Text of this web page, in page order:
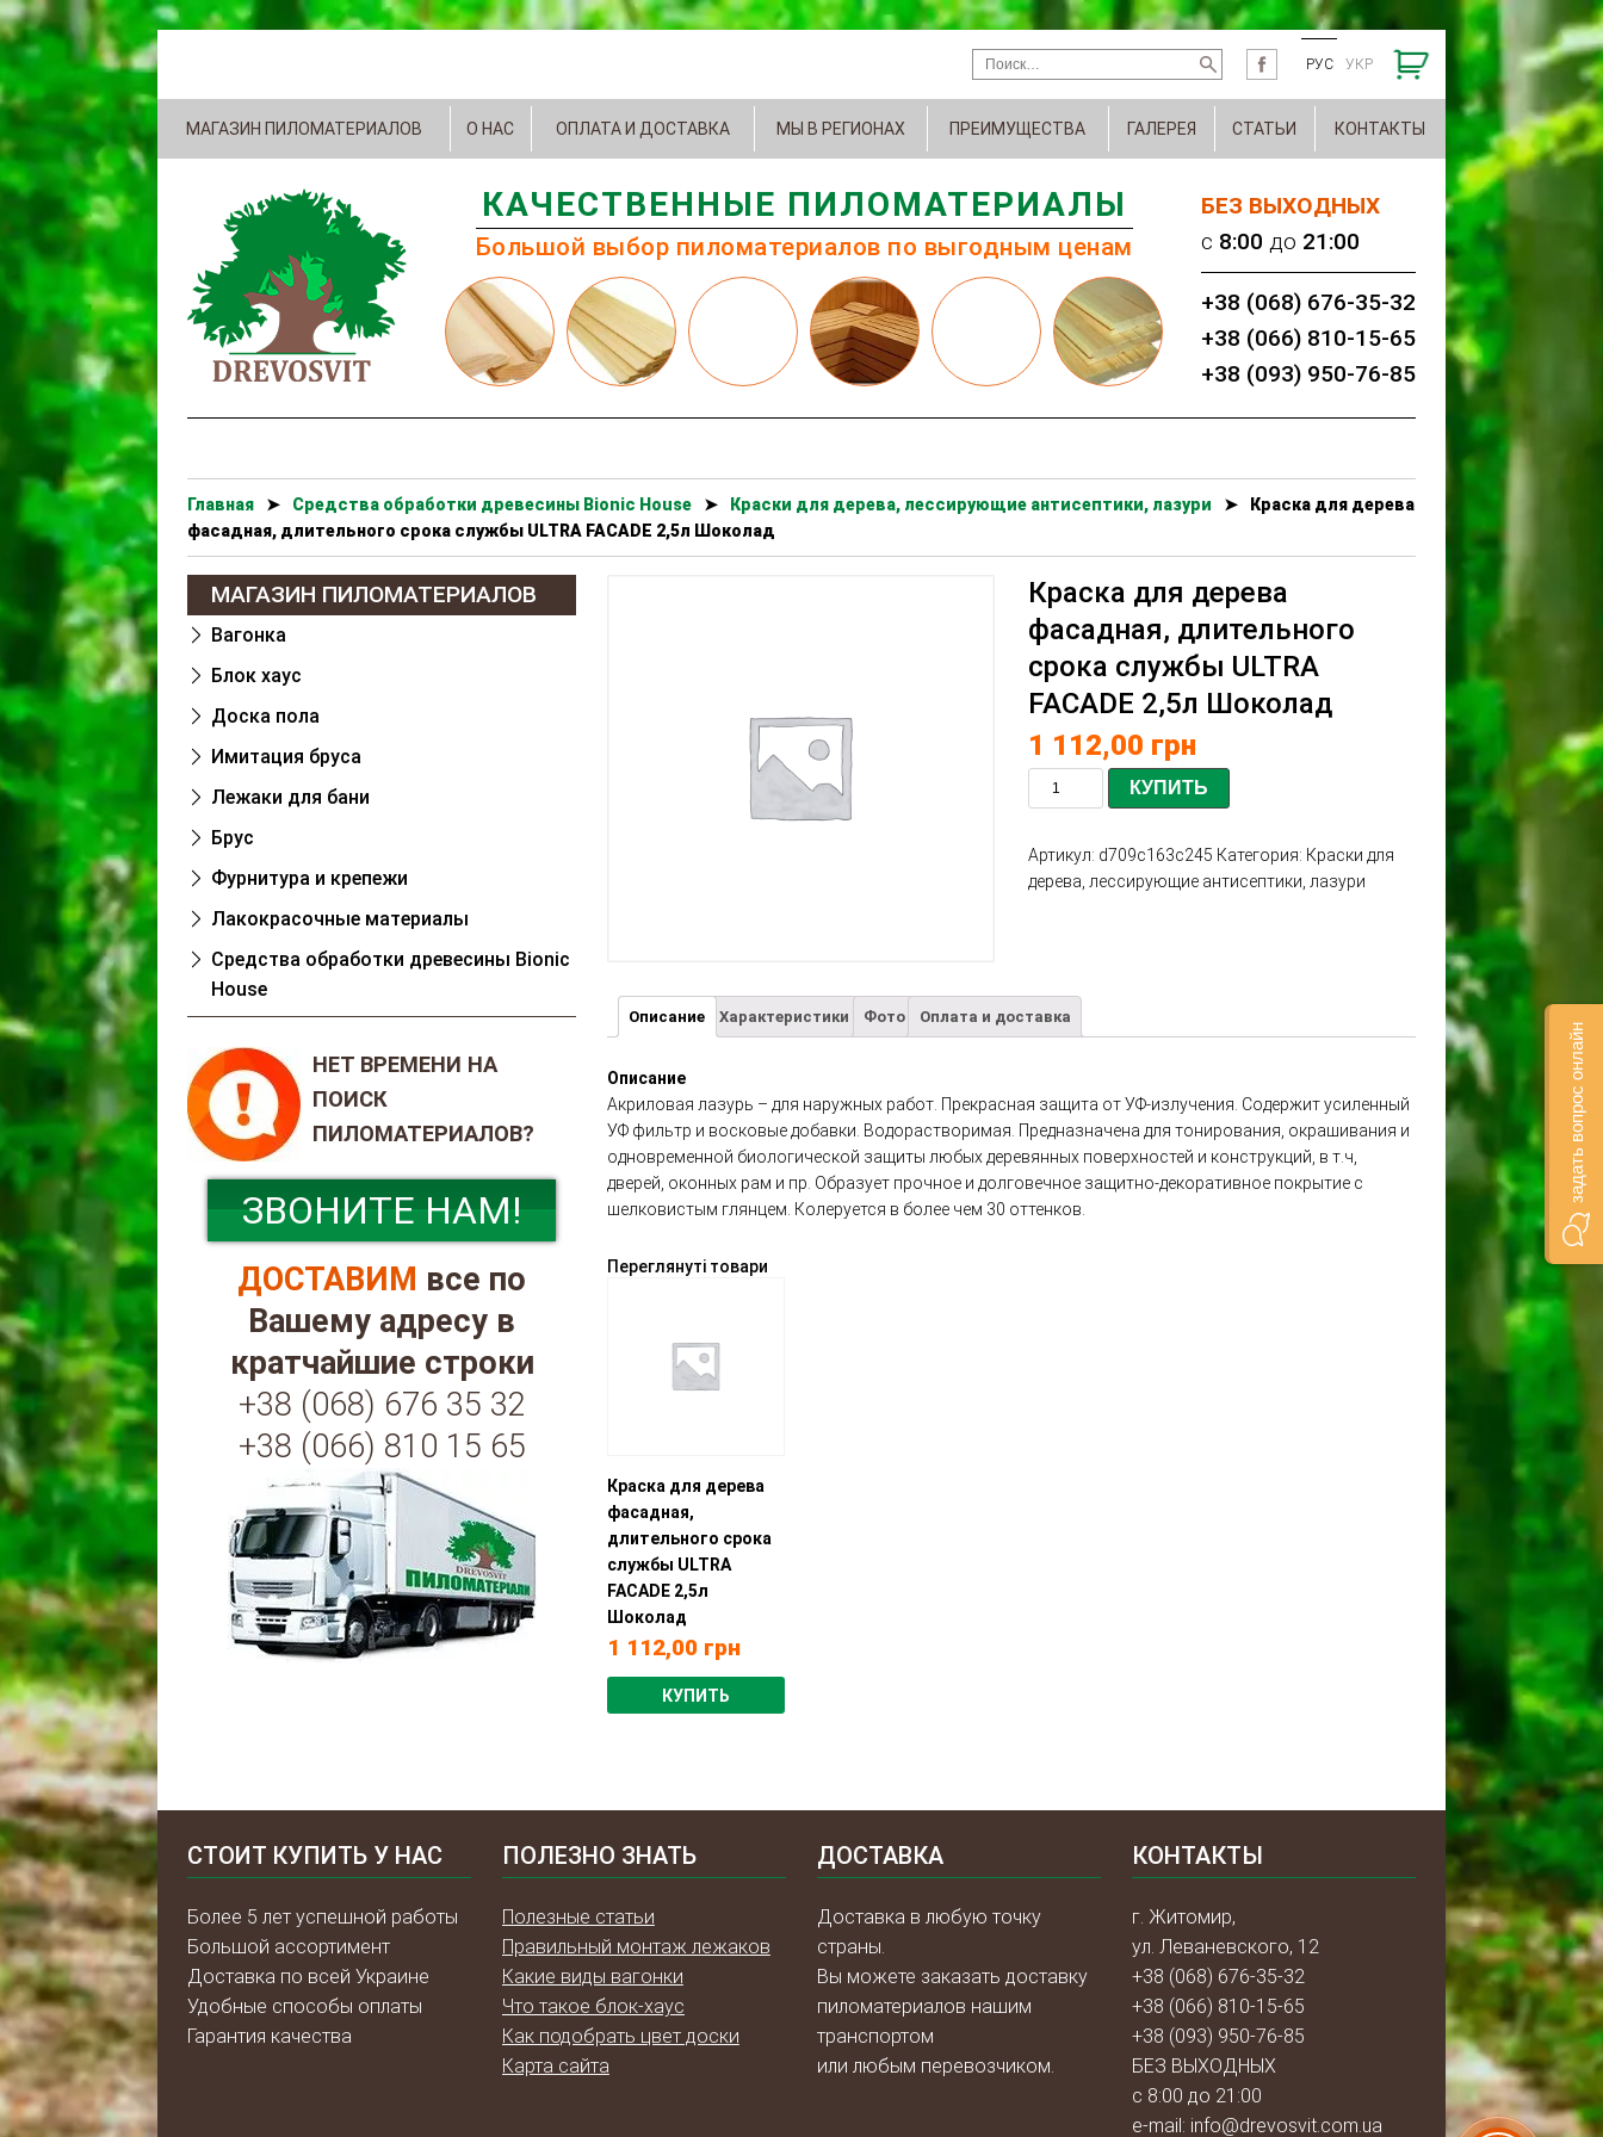
РУС УКР
МАГАЗИН ПИЛОМАТЕРИАЛОВ О НАС ОПЛАТА И ДОСТАВКА МЫ В РЕГИОНАХ ПРЕИМУЩЕСТВА ГАЛЕРЕЯ СТАТЬИ КОНТАКТЫ
БЕЗ ВЫХОДНЫХ
c 8:00 до 21:00
+38 (068) 676-35-32
+38 (066) 810-15-65
+38 (093) 950-76-85
КАЧЕСТВЕННЫЕ ПИЛОМАТЕРИАЛЫ
Большой выбор пиломатериалов по выгодным ценам
Главная ➤ Cредства обработки древесины Bionic House ➤ Краски для дерева, лессирующие антисептики, лазури ➤
Краска для дерева
фасадная, длительного срока службы ULTRA FACADE 2,5л Шоколад
Краска для дерева
фасадная, длительного
срока службы ULTRA
FACADE 2,5л Шоколад
1 112,00 грн
КУПИТЬ
Артикул: d709c163c245 Категория: Краски для
дерева, лессирующие антисептики, лазури
Описание Характеристики Фото Оплата и доставка
Описание
Акриловая лазурь – для наружных работ. Прекрасная защита от УФ-излучения. Содержит усиленный
УФ фильтр и восковые добавки. Водорастворимая. Предназначена для тонирования, окрашивания и
одновременной биологической защиты любых деревянных поверхностей и конструкций, в т.ч,
дверей, оконных рам и пр. Образует прочное и долговечное защитно-декоративное покрытие с
шелковистым глянцем. Колеруется в более чем 30 оттенков.
Переглянуті товари
Краска для дерева
фасадная,
длительного срока
службы ULTRA
FACADE 2,5л
Шоколад
1 112,00грн
КУПИТЬ
МАГАЗИН ПИЛОМАТЕРИАЛОВ
Вагонка
Блок хаус
Доска пола
Имитация бруса
Лежаки для бани
Брус
Фурнитура и крепежи
Лакокрасочные материалы
Cредства обработки древесины Bionic
House
НЕТ ВРЕМЕНИ НА
ПОИСК
ПИЛОМАТЕРИАЛОВ?
ЗВОНИТЕ НАМ!
ДОСТАВИМ все по
Вашему адресу в
кратчайшие строки
+38 (068) 676 35 32
+38 (066) 810 15 65
СТОИТ КУПИТЬ У НАС
Более 5 лет успешной работы
Большой ассортимент
Доставка по всей Украине
Удобные способы оплаты
Гарантия качества
ПОЛЕЗНО ЗНАТЬ
Полезные статьи
Правильный монтаж лежаков
Какие виды вагонки
Что такое блок-хаус
Как подобрать цвет доски
Карта сайта
ДОСТАВКА
Доставка в любую точку
страны.
Вы можете заказать доставку
пиломатериалов нашим
транспортом
или любым перевозчиком.
КОНТАКТЫ
г. Житомир,
ул. Леваневского, 12
+38 (068) 676-35-32
+38 (066) 810-15-65
+38 (093) 950-76-85
БЕЗ ВЫХОДНЫХ
с 8:00 до 21:00
e-mail: info@drevosvit.com.ua
задать вопрос онлайн